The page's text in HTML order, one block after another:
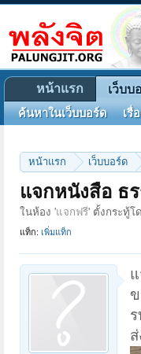
หน้าแรก เว็บบอร์ด
แจกหนังสือ ธ
ในห้อง 'แจกฟรี' ตั้งกระทู้โ
แท็ก: เพิ่มแท็ก
หน้าแรก เว็บบ
ค้นหาในเว็บบอร์ด เรื่